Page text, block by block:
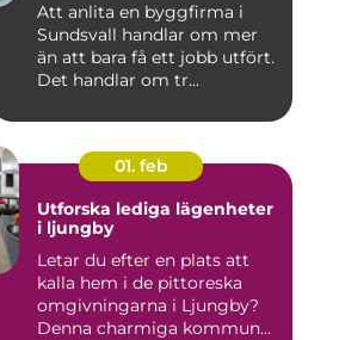
Att anlita en byggfirma i
Sundsvall handlar om mer
än att bara få ett jobb utfört.
Det handlar om tr...
01. feb
Utforska lediga lägenheter
i ljungby
Letar du efter en plats att
kalla hem i de pittoreska
omgivningarna i Ljungby?
Denna charmiga kommun...